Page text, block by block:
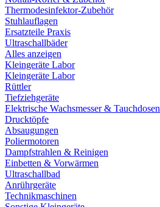
Thermodesinfektor-Zubehör
Stuhlauflagen
Ersatzteile Praxis
Ultraschallbäder
Alles anzeigen
Kleingeräte Labor
Kleingeräte Labor
Rüttler
Tiefziehgeräte
Elektrische Wachsmesser & Tauchdosen
Drucktöpfe
Absaugungen
Poliermotoren
Dampfstrahlen & Reinigen
Einbetten & Vorwärmen
Ultraschallbad
Anrührgeräte
Technikmaschinen